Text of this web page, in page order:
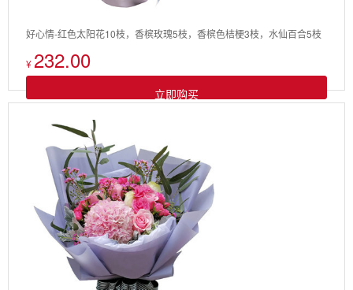
好心情-红色太阳花10枝，香槟玫瑰5枝，香槟色桔梗3枝，水仙百合5枝
¥232.00
立即购买